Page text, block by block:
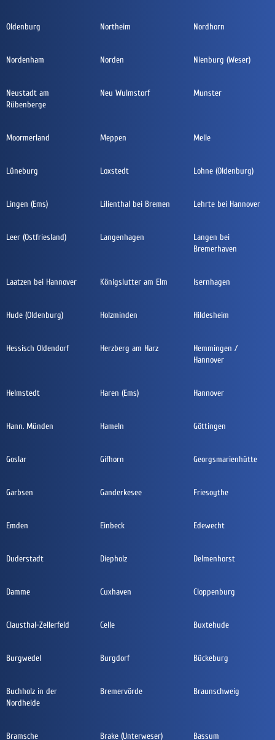
Oldenburg Northeim Nordhorn
Nordenham Norden Nienburg (Weser)
Neustadt am
Rübenberge
Neu Wulmstorf Munster
Moormerland Meppen Melle
Lüneburg Loxstedt Lohne (Oldenburg)
Lingen (Ems) Lilienthal bei Bremen Lehrte bei Hannover
Leer (Ostfriesland) Langenhagen
Langen bei
Bremerhaven
Laatzen bei Hannover Königslutter am Elm Isernhagen
Hude (Oldenburg) Holzminden Hildesheim
Hessisch Oldendorf Herzberg am Harz
Hemmingen /
Hannover
Helmstedt Haren (Ems) Hannover
Hann. Münden Hameln Göttingen
Goslar Gifhorn Georgsmarienhütte
Garbsen Ganderkesee Friesoythe
Emden Einbeck Edewecht
Duderstadt Diepholz Delmenhorst
Damme Cuxhaven Cloppenburg
Clausthal-Zellerfeld Celle Buxtehude
Burgwedel Burgdorf Bückeburg
Buchholz in der
Nordheide
Bremervörde Braunschweig
Bramsche Brake (Unterweser) Bassum